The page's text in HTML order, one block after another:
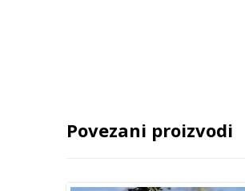
Povezani proizvodi